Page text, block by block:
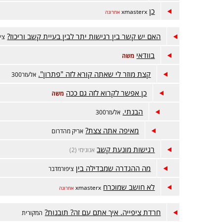
כן xmasterx אחרונה
האם יש קשר בין רגישות יתר לבין בעיית קשב וריכוז?
בוודאי משה
קצת מוזר לי שאתה קורא לזה "פתרון". אלעזר300
כן אפשר לקרוא לזה גם ככה משה
הבנתי. אלעזר300
מאיפה אתה צצת? אריק מהדרום
רגישות מונעת קשב אנונימי (2)
מה ההגדרה שמבדילה בין ציפורמדבר
לא חושב שמוכרח xmasterx אחרונה
חרדת ציפייה. איך אתם עם זה? תובנות? המקורית